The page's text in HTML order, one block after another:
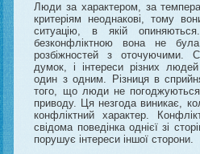
Люди за характером, за
критеріям неоднакові, тому
ситуацію, в якій
безконфліктною вона не
розбіжностей з оточуючими.
думок, і інтереси різних
один з одним. Різниця в
того, що люди не
приводу. Ця незгода виникає,
конфліктний характер.
свідома поведінка однієї зі
порушує інтереси іншої сторони.